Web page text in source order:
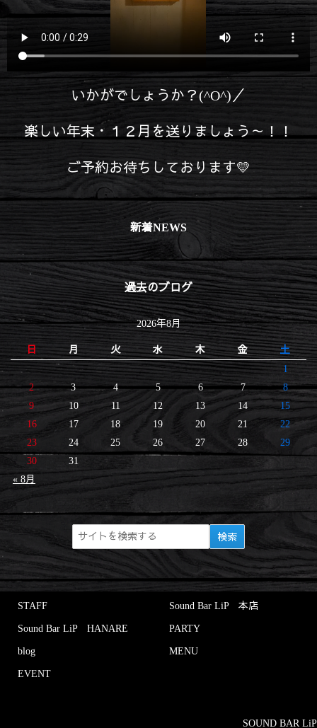
いかがでしょうか？(^O^)／
楽しい年末・１２月を送りましょう～！！
ご予約お待ちしております💛
新着NEWS
過去のブログ
2026年8月
日 月 火 水 木 金 土
« 8月
1
2
3 4 5 6 7
8
9
10 11 12 13 14
15
16
17 18 19 20 21
22
23
24 25 26 27 28
29
30
31
STAFF Sound Bar LiP 本店
Sound Bar LiP HANARE PARTY
blog MENU
EVENT
SOUND BAR LiP